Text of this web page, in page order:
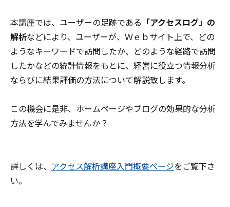
本講座では、ユーザーの足跡である 「アクセスログ」の
解析などにより、ユーザーが、Ｗｅｂサイト上で、どの
ようなキーワードで訪問したか、どのような経路で訪問
したかなどの統計情報をもとに、経営に役立つ情報分析
ならびに結果評価の方法について解説致します。
この機会に是非、ホームページやブログの効果的な分析
方法を学んでみませんか？
詳しくは、 アクセス解析講座入門概要ページをご覧下さ
い。